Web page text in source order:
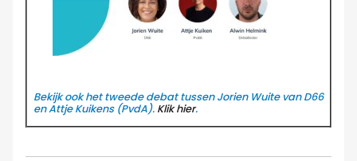
Bekijk ook het tweede debat tussen Jorien Wuite van D66
en Attje Kuikens (PvdA). Klik hier.